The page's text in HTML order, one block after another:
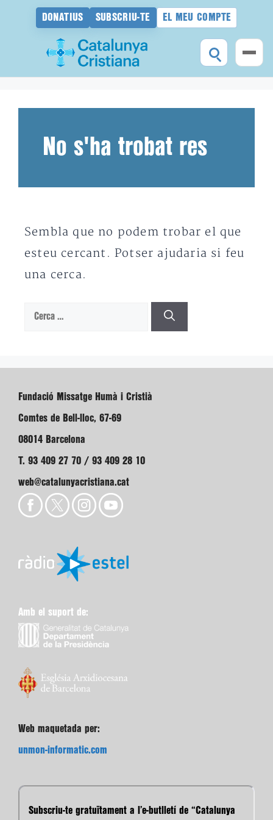
DONATIUS SUBSCRIU-TE EL MEU COMPTE
No s'ha trobat res
Sembla que no podem trobar el que
esteu cercant. Potser ajudaria si feu
una cerca.
Cerca:
Fundació Missatge Humà i Cristià
Comtes de Bell-lloc, 67-69
08014 Barcelona
T. 93 409 27 70 / 93 409 28 10
web@catalunyacristiana.cat
Amb el suport de:
Web maquetada per:
unmon-informatic.com
Subscriu-te gratuïtament a l’e-butlletí de “Catalunya